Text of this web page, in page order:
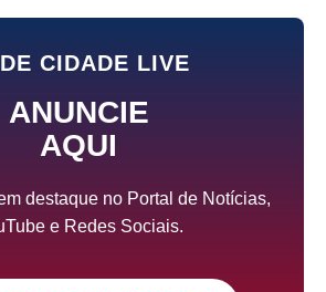
CIDADE LIVE
ANUNCIE
AQUI
destaque no Portal de Notícias,
e Redes Sociais.